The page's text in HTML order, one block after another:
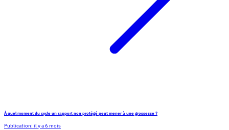
À quel moment du cycle un rapport non protégé peut mener à une grossesse ?
Publication: il y a 6 mois